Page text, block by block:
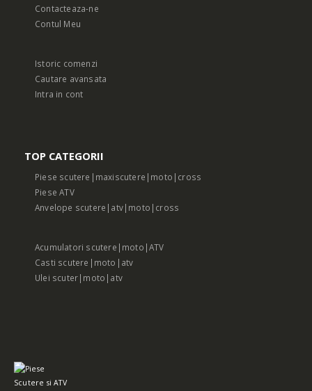
Contacteaza-ne
Contul Meu
Istoric comenzi
Cautare avansata
Intra in cont
TOP CATEGORII
Piese scutere|maxiscutere|moto|cross
Piese ATV
Anvelope scutere|atv|moto|cross
Acumulatori scutere|moto|ATV
Casti scutere|moto|atv
Ulei scuter|moto|atv